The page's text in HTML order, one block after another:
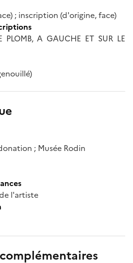
; inscription (d'origine, face)
A GAUCHE ET SUR LE
; Musée Rodin
l'artiste